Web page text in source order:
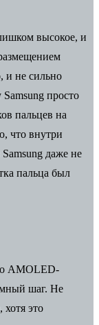
высокое, и
и не сильно
просто
пальцев на
что внутри
даже не
пальца был
AMOLED-
шаг. Не
хотя это